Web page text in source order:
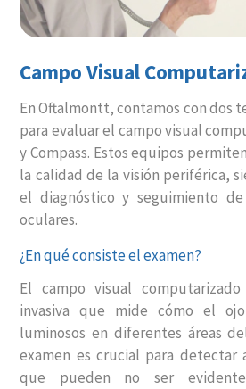
Campo Visual
En Oftalmontt, contamos con dos
para evaluar el campo visual
y Compass. Estos equipos
la calidad de la visión periférica,
el diagnóstico y seguimiento
oculares.
¿En qué consiste el examen?
El campo visual
invasiva que mide cómo el
luminosos en diferentes áreas
examen es crucial para detectar
que pueden no ser